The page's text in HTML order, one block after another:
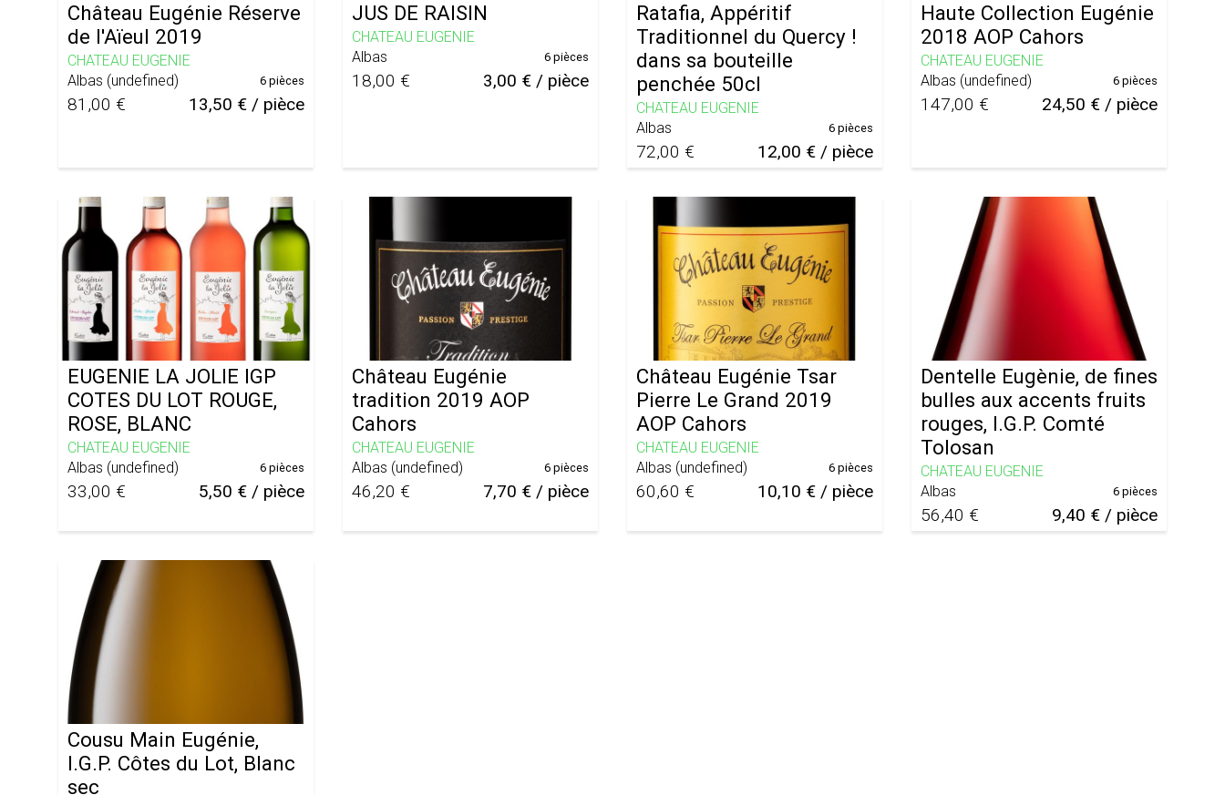
Château Eugénie Réserve
de l'Aïeul 2019
CHATEAU EUGENIE
Albas (undefined)
81,00 € 13,50 € / pièce
6 pièces
JUS DE RAISIN
CHATEAU EUGENIE
Albas
18,00 € 3,00 € / pièce
6 pièces
Ratafia, Appéritif
Traditionnel du Quercy !
dans sa bouteille
penchée 50cl
CHATEAU EUGENIE
Albas
72,00 € 12,00 € / pièce
6 pièces
Haute Collection Eugénie
2018 AOP Cahors
CHATEAU EUGENIE
Albas (undefined)
147,00 € 24,50 € / pièce
6 pièces
EUGENIE LA JOLIE IGP
COTES DU LOT ROUGE,
ROSE, BLANC
CHATEAU EUGENIE
Albas (undefined)
33,00 € 5,50 € / pièce
6 pièces
Château Eugénie
tradition 2019 AOP
Cahors
CHATEAU EUGENIE
Albas (undefined)
46,20 € 7,70 € / pièce
6 pièces
Château Eugénie Tsar
Pierre Le Grand 2019
AOP Cahors
CHATEAU EUGENIE
Albas (undefined)
60,60 € 10,10 € / pièce
6 pièces
Dentelle Eugènie, de fines
bulles aux accents fruits
rouges, I.G.P. Comté
Tolosan
CHATEAU EUGENIE
Albas
56,40 € 9,40 € / pièce
6 pièces
Cousu Main Eugénie,
I.G.P. Côtes du Lot, Blanc
sec